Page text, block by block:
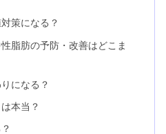
策になる？
脂肪の予防・改善はどこま
になる？
本当？